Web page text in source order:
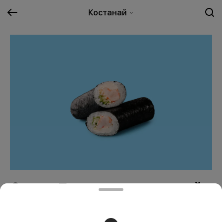
Костанай
Суши-Бурито с креветкой